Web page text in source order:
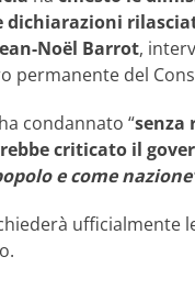
dichiarazioni
Noël Barrot,
permanente del
condannato “senza
criticato il
e come
ufficialmente